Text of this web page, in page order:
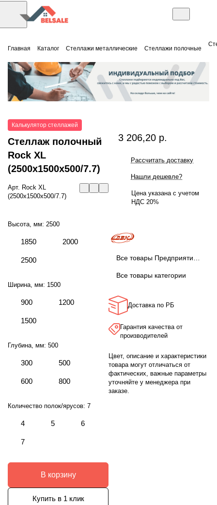
Главная Каталог Стеллажи металлические Стеллажи полочные
Калькулятор стеллажей
Стеллаж полочный
Rock XL
(2500x1500x500/7.7)
Арт. Rock XL
(2500x1500x500/7.7)
Высота, мм: 2500
1850 2000
2500
Ширина, мм: 1500
900 1200
1500
Глубина, мм: 500
300 500
600 800
Количество полок/ярусов: 7
4 5 6
7
В корзину
Купить в 1 клик
3 206,20 р.
Рассчитать доставку
Нашли дешевле?
Цена указана с учетом
НДС 20%
Все товары Предприятие ДВК
Все товары категории
Доставка по РБ
Гарантия качества от
производителей
Цвет, описание и характеристики
товара могут отличаться от
фактических, важные параметры
уточняйте у менеджера при
заказе.